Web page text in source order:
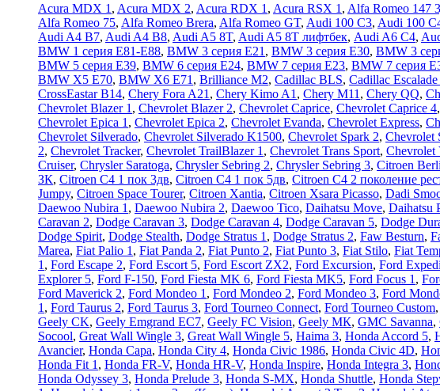
Acura MDX 1 , Acura MDX 2, Acura RDX 1 , Acura RSX 1 , Alfa Romeo 147
Alfa Romeo 75, Alfa Romeo Brera, Alfa Romeo GT, Audi 100 C3, Audi 100
Audi A4 B7, Audi A4 B8, Audi A5 8T, Audi A5 8T лифтбек, Audi A6 C4,
BMW 1 серия E81-E88, BMW 3 серия E21 , BMW 3 серия E30, BMW 3
BMW 5 серия E39, BMW 6 серия E24, BMW 7 серия E23, BMW 7 серия
BMW X5 E70, BMW X6 E71 , Brilliance M2, Cadillac BLS, Cadillac Escalade
CrossEastar B14, Chery Fora A21 , Chery Kimo A1 , Chery M11 , Chery QQ,
Chevrolet Blazer 1 , Chevrolet Blazer 2, Chevrolet Caprice, Chevrolet Caprice 4,
Chevrolet Epica 1 , Chevrolet Epica 2, Chevrolet Evanda, Chevrolet Express,
Chevrolet Silverado, Chevrolet Silverado K1500, Chevrolet Spark 2, Chevrolet
2, Chevrolet Tracker, Chevrolet TrailBlazer 1 , Chevrolet Trans Sport, Chevrolet
Cruiser, Chrysler Saratoga, Chrysler Sebring 2, Chrysler Sebring 3, Citroen
ЗК, Citroen C4 1 пок 3дв, Citroen C4 1 пок 5дв, Citroen C4 2 поколение
Jumpy, Citroen Space Tourer, Citroen Xantia, Citroen Xsara Picasso, Dadi
Daewoo Nubira 1 , Daewoo Nubira 2, Daewoo Tico, Daihatsu Move, Daihatsu
Caravan 2, Dodge Caravan 3, Dodge Caravan 4, Dodge Caravan 5, Dodge
Dodge Spirit, Dodge Stealth, Dodge Stratus 1 , Dodge Stratus 2, Faw Besturn,
Marea, Fiat Palio 1 , Fiat Panda 2, Fiat Punto 2, Fiat Punto 3, Fiat Stilo, Fiat
1 , Ford Escape 2, Ford Escort 5, Ford Escort ZX2, Ford Excursion, Ford
Explorer 5, Ford F-150, Ford Fiesta MK 6, Ford Fiesta MK5, Ford Focus 1 ,
Ford Maverick 2, Ford Mondeo 1 , Ford Mondeo 2, Ford Mondeo 3, Ford
1 , Ford Taurus 2, Ford Taurus 3, Ford Tourneo Connect, Ford Tourneo Custom,
Geely CK, Geely Emgrand EC7, Geely FC Vision, Geely МК, GMC Savanna,
Socool, Great Wall Wingle 3, Great Wall Wingle 5, Haima 3, Honda Accord 5,
Avancier, Honda Capa, Honda City 4, Honda Civic 1986, Honda Civic 4D,
Honda Fit 1 , Honda FR-V, Honda HR-V, Honda Inspire, Honda Integra 3,
Honda Odyssey 3, Honda Prelude 3, Honda S-MX, Honda Shuttle, Honda